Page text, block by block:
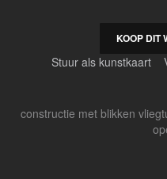
KOOP DIT
Stuur als kunstkaart
constructie met blikken